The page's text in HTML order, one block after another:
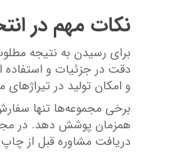
نکات مهم در
برای رسیدن به نتیجه
دقت در جزئیات و
و امکان تولید در
برخی مجموعه‌ها تنها
همزمان پوشش دهد. در
دریافت مشاوره قبل از